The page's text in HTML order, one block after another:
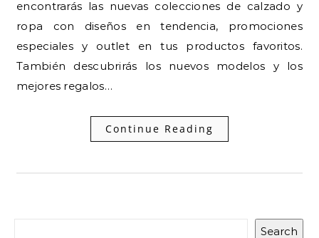
encontrarás las nuevas colecciones de calzado y
ropa con diseños en tendencia, promociones
especiales y outlet en tus productos favoritos.
También descubrirás los nuevos modelos y los
mejores regalos…
Continue Reading
Search